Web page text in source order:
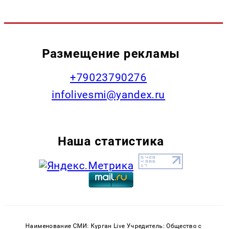
Размещение рекламы
+79023790276
infolivesmi@yandex.ru
Наша статистика
Наименование СМИ: Курган Live Учредитель: Общество с